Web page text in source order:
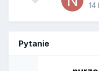
14
Pytanie